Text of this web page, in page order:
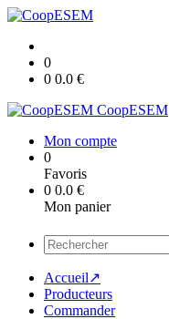
0
0 0.0 €
CoopESEM
Mon compte
0
Favoris
0 0.0 €
Mon panier
Accueil↗
Producteurs
Commander